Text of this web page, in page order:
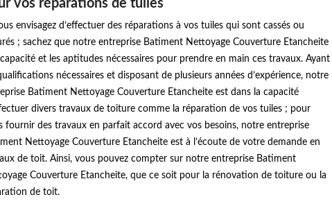
vos réparations de tuiles
envisagez d’effectuer des réparations à vos tuiles qui sont cassés ou
; sachez que notre entreprise Batiment Nettoyage Couverture Etancheite
et les aptitudes nécessaires pour prendre en main ces travaux. Ayant
nécessaires et disposant de plusieurs années d’expérience, notre
Batiment Nettoyage Couverture Etancheite est dans la capacité
divers travaux de toiture comme la réparation de vos tuiles ; pour
fournir des travaux en parfait accord avec vos besoins, notre entreprise
Nettoyage Couverture Etancheite est à l’écoute de votre demande en
de toit. Ainsi, vous pouvez compter sur notre entreprise Batiment
Couverture Etancheite, que ce soit pour la rénovation de toiture ou la
de toit.